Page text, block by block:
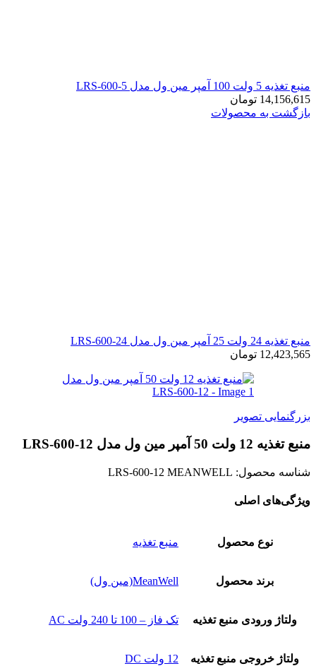
منبع تغذیه 5 ولت 100 آمپر مین ول مدل LRS-600-5
14,156,615 تومان
بازگشت به محصولات
منبع تغذیه 24 ولت 25 آمپر مین ول مدل LRS-600-24
12,423,565 تومان
بزرگنمایی تصویر
منبع تغذیه 12 ولت 50 آمپر مین ول مدل LRS-600-12
شناسه محصول: LRS-600-12 MEANWELL
ویژگی‌های اصلی
نوع محصول منبع تغذیه
برند محصول MeanWell(مین ول)
ولتاژ ورودی منبع تغذیه تک فاز – 100 تا 240 ولت AC
ولتاژ خروجی منبع تغذیه 12 ولت DC